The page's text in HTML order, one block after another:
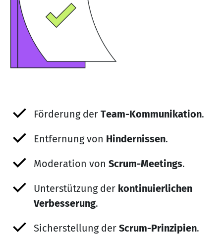
Förderung der Team-Kommunikation.
Entfernung von Hindernissen.
Moderation von Scrum-Meetings.
Unterstützung der kontinuierlichen
Verbesserung.
Sicherstellung der Scrum-Prinzipien.